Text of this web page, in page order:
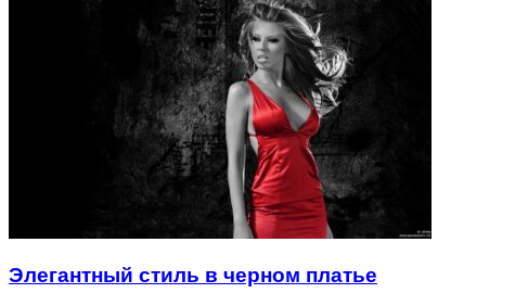
Элегантный стиль в черном платье